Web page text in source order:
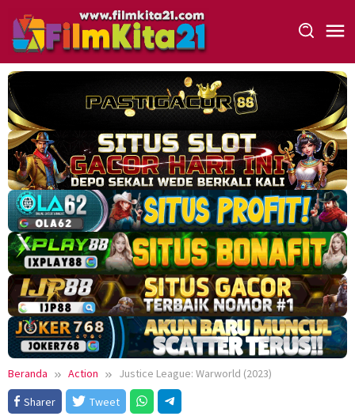
konten
Beranda Action
Justice League: Warworld (2023)
Sharer
Tweet